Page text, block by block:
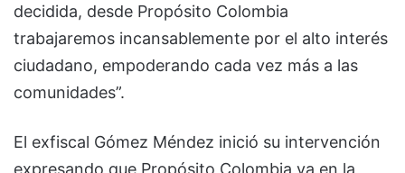
decidida, desde Propósito Colombia
trabajaremos incansablemente por el alto interés
ciudadano, empoderando cada vez más a las
comunidades”.
El exfiscal Gómez Méndez inició su intervención
expresando que Propósito Colombia va en la